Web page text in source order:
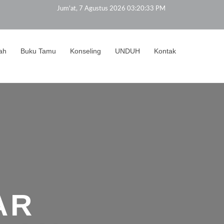
Jum'at, 7 Agustus 2026 03:20:34 PM
Buku Tamu Konseling UNDUH Kontak